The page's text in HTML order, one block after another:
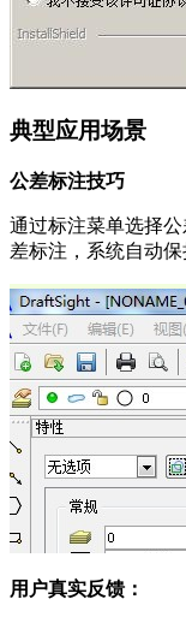
典型应用场景
公差标注技巧
通过标注菜单选择
差标注，系统自动保
用户真实反馈：